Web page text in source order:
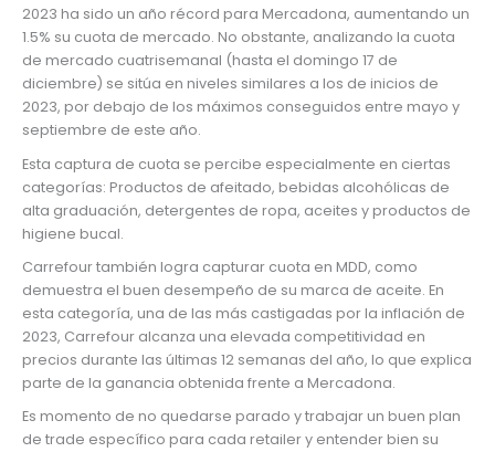
2023 ha sido un año récord para Mercadona, aumentando un
1.5% su cuota de mercado. No obstante, analizando la cuota
de mercado cuatrisemanal (hasta el domingo 17 de
diciembre) se sitúa en niveles similares a los de inicios de
2023, por debajo de los máximos conseguidos entre mayo y
septiembre de este año.
Esta captura de cuota se percibe especialmente en ciertas
categorías: Productos de afeitado, bebidas alcohólicas de
alta graduación, detergentes de ropa, aceites y productos de
higiene bucal.
Carrefour también logra capturar cuota en MDD, como
demuestra el buen desempeño de su marca de aceite. En
esta categoría, una de las más castigadas por la inflación de
2023, Carrefour alcanza una elevada competitividad en
precios durante las últimas 12 semanas del año, lo que explica
parte de la ganancia obtenida frente a Mercadona.
Es momento de no quedarse parado y trabajar un buen plan
de trade específico para cada retailer y entender bien su